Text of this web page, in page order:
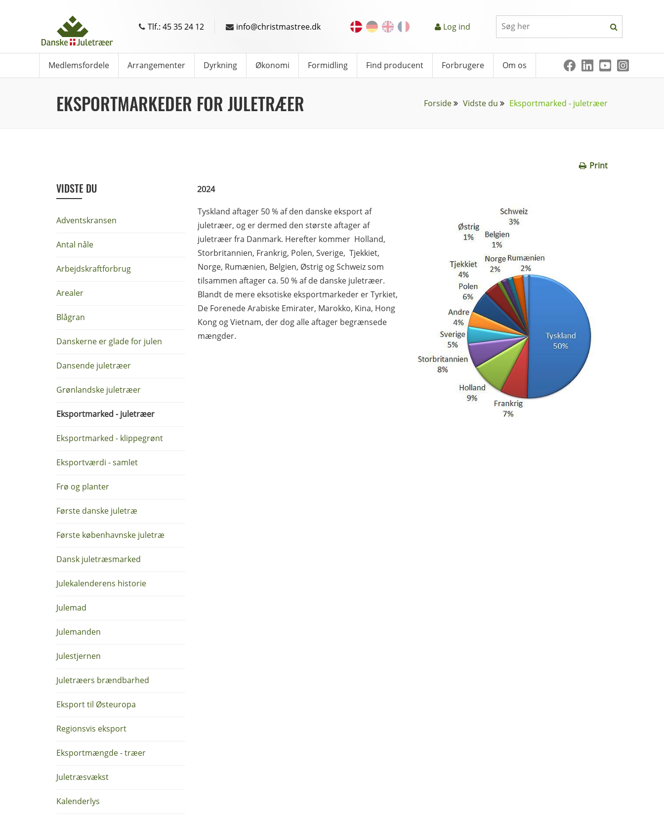
Tlf.: 45 35 24 12 info@christmastree.dk Log ind
Medlemsfordele Arrangementer Dyrkning Økonomi Formidling Find producent Forbrugere Om os
EKSPORTMARKEDER FOR JULETRÆER Forside Vidste du Eksportmarked - juletræer
Print
VIDSTE DU
Adventskransen
Antal nåle
Arbejdskraftforbrug
Arealer
Blågran
Danskerne er glade for julen
Dansende juletræer
Grønlandske juletræer
Eksportmarked - juletræer
Eksportmarked - klippegrønt
Eksportværdi - samlet
Frø og planter
Første danske juletræ
Første københavnske juletræ
Dansk juletræsmarked
Julekalenderens historie
Julemad
Julemanden
Julestjernen
Juletræers brændbarhed
Eksport til Østeuropa
Regionsvis eksport
Eksportmængde - træer
Juletræsvækst
Kalenderlys
2024
Tyskland aftager 50 % af den danske eksport af
juletræer, og er dermed den største aftager af
juletræer fra Danmark. Herefter kommer Holland,
Storbritannien, Frankrig, Polen, Sverige, Tjekkiet,
Norge, Rumænien, Belgien, Østrig og Schweiz som
tilsammen aftager ca. 50 % af de danske juletræer.
Blandt de mere eksotiske eksportmarkeder er Tyrkiet,
De Forenede Arabiske Emirater, Marokko, Kina, Hong
Kong og Vietnam, der dog alle aftager begrænsede
mængder.